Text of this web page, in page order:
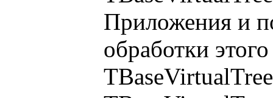
Приложения и
обработки